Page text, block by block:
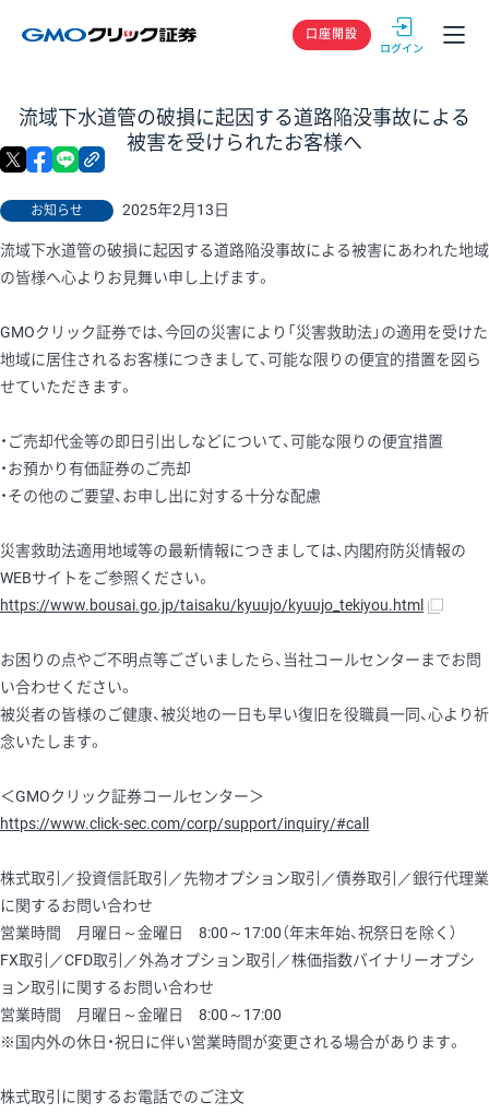
GMOクリック
口座開設
流域下水道管の破損に起因する道路陥没事故による
被害を受けられたお客様へ
お知らせ 2025年2月13日
X facebook
流域下水道管の破損に起因する道路陥没事故による被害にあわれた地域
の皆様へ心よりお見舞い申し上げます。
GMOクリック証券では、今回の災害により「災害救助法」の適用を受けた
地域に居住されるお客様につきまして、可能な限りの便宜的措置を図ら
せていただきます。
・ご売却代金等の即日引出しなどについて、可能な限りの便宜措置
・お預かり有価証券のご売却
・その他のご要望、お申し出に対する十分な配慮
災害救助法適用地域等の最新情報につきましては、内閣府防災情報の
WEBサイトをご参照ください。
https://www.bousai.go.jp/taisaku/kyuujo/kyuujo_tekiyou.html
お困りの点やご不明点等ございましたら、当社コールセンターまでお問
い合わせください。
被災者の皆様のご健康、被災地の一日も早い復旧を役職員一同、心より祈
念いたします。
＜GMOクリック証券コールセンター＞
https://www.click-sec.com/corp/support/inquiry/#call
株式取引／投資信託取引／先物オプション取引／債券取引／銀行代理業
に関するお問い合わせ
営業時間 月曜日～金曜日 8:00～17:00（年末年始、祝祭日を除く）
FX取引／CFD取引／外為オプション取引／株価指数バイナリーオプシ
ョン取引に関するお問い合わせ
営業時間 月曜日～金曜日 8:00～17:00
※国内外の休日・祝日に伴い営業時間が変更される場合があります。
株式取引に関するお電話でのご注文